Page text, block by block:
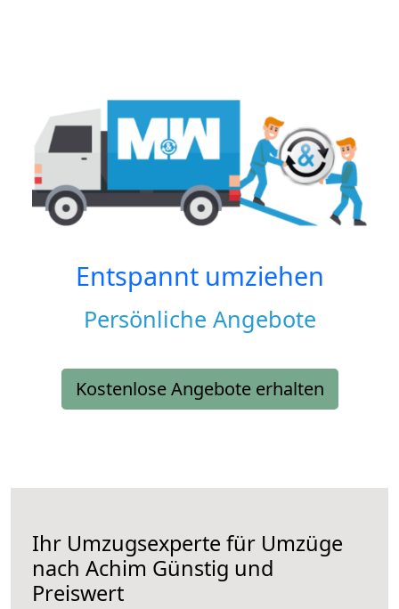
Entspannt umziehen
Persönliche Angebote
Kostenlose Angebote erhalten
Ihr Umzugsexperte für Umzüge
nach Achim Günstig und
Preiswert